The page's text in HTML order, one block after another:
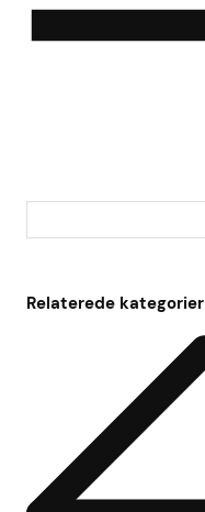
Relaterede kategorier